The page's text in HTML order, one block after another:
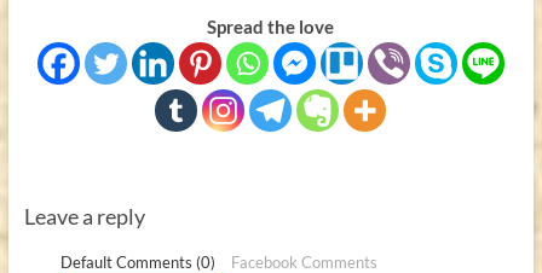
Spread the love
Leave a reply
Default Comments (0) Facebook Comments